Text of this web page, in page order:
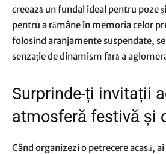
creează un fundal ideal pentru poze
pentru a rămâne în memoria celor
folosind aranjamente suspendate,
senzație de dinamism fără a
Surprinde-ți invitații
atmosferă festivă și
Când organizezi o petrecere acasă,